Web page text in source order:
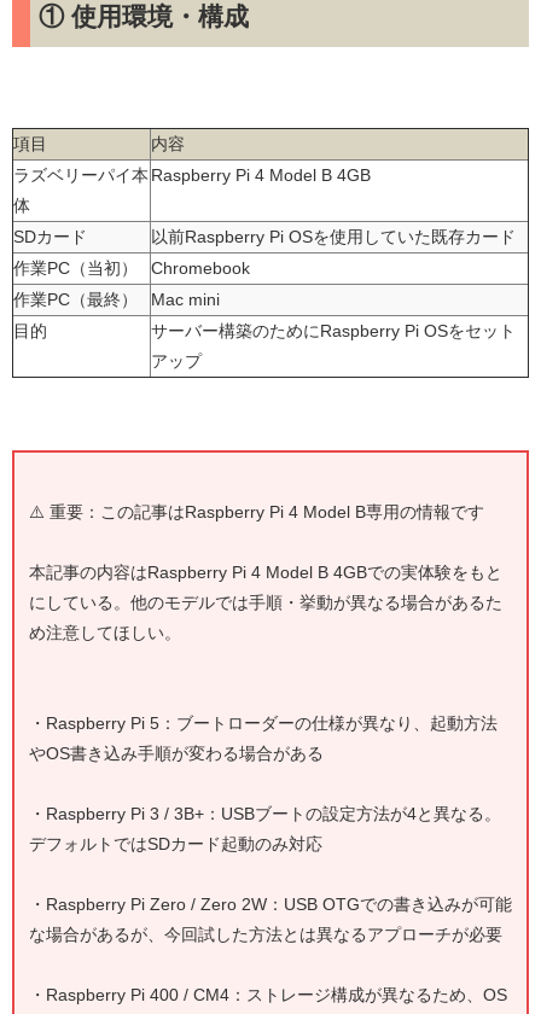
① 使用環境・構成
項目
内容
ラズベリーパイ本
体
Raspberry Pi 4 Model B 4GB
SDカード
以前Raspberry Pi OSを使用していた既存カード
作業PC（当初）
Chromebook
作業PC（最終）
Mac mini
目的
サーバー構築のためにRaspberry Pi OSをセット
アップ
⚠️ 重要：この記事はRaspberry Pi 4 Model B専用の情報です
本記事の内容はRaspberry Pi 4 Model B 4GBでの実体験をもと
にしている。他のモデルでは手順・挙動が異なる場合があるた
め注意してほしい。
・ Raspberry Pi 5 ：ブートローダーの仕様が異なり、起動方法
やOS書き込み手順が変わる場合がある
・ Raspberry Pi 3 / 3B+ ：USBブートの設定方法が4と異なる。
デフォルトではSDカード起動のみ対応
・ Raspberry Pi Zero / Zero 2W ：USB OTGでの書き込みが可能
な場合があるが、今回試した方法とは異なるアプローチが必要
・ Raspberry Pi 400 / CM4 ：ストレージ構成が異なるため、OS